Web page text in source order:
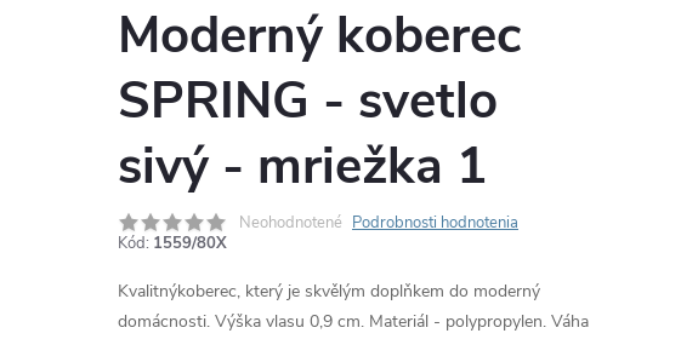
Moderný koberec
SPRING - svetlo
sivý - mriežka 1
Neohodnotené Podrobnosti hodnotenia
Kód: 1559/80X
Kvalitnýkoberec, který je skvělým doplňkem do moderný
domácnosti. Výška vlasu 0,9 cm. Materiál - polypropylen. Váha